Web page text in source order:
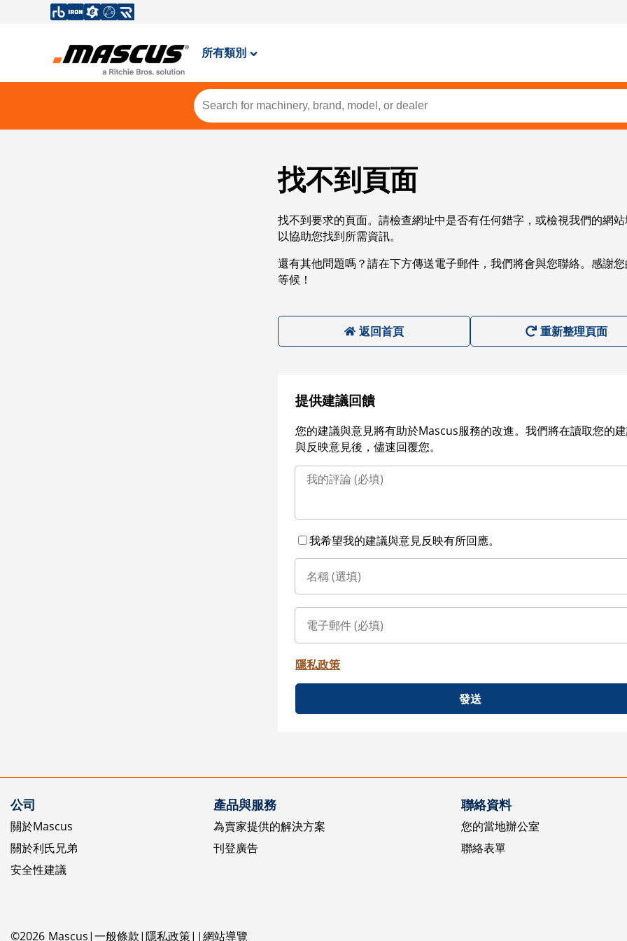
所有類別
找不到頁面
找不到要求的頁面。請檢查網址中是否有任何錯字，或檢視我們的網
以協助您找到所需資訊。
還有其他問題嗎？請在下方傳送電子郵件，我們將會與您聯絡。感謝
等候！
返回首頁 重新整理頁面
提供建議回饋
您的建議與意見將有助於Mascus服務的改進。我們將在讀取您的
與反映意見後，儘速回覆您。
我希望我的建議與意見反映有所回應。
隱私政策
發送
公司
關於Mascus
關於利氏兄弟
安全性建議
產品與服務
為賣家提供的解決方案
刊登廣告
聯絡資料
您的當地辦公室
聯絡表單
©2026 Mascus 一般條款 隱私政策 網站導覽